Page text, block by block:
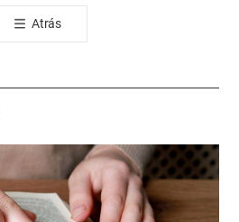
톡
공
기
Atrás